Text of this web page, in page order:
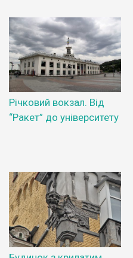
Річковий вокзал. Від
“Ракет” до університету